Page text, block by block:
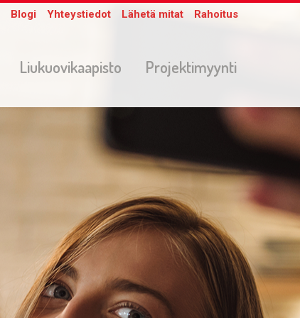
Blogi Yhteystiedot Lähetä mitat Rahoitus
Liukuovikaapisto Projektimyynti